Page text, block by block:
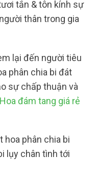
tắn & tôn kính sự
thân trong gia
lại đến người tiêu
phân chia bi đát
sự chấp thuận và
Hoa đám tang giá rẻ
hoa phân chia bi
lụy chân tình tới